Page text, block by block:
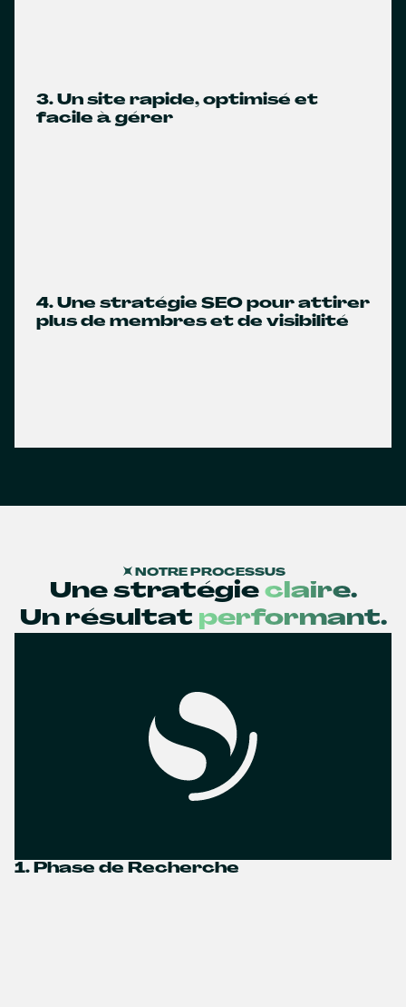
3. Un site rapide, optimisé et
facile à gérer
4. Une stratégie SEO pour attirer
plus de membres et de visibilité
NOTRE PROCESSUS
Une stratégie claire.
Un résultat performant.
1. Phase de Recherche